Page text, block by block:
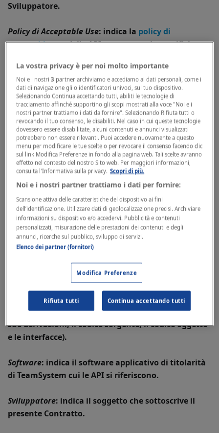
Sviluppatore.
Policy di Acceptable Use: indica la policy di
acceptable usedelle API contenente le specifiche
presente Contratto e sempre consultabile
all’interno dell’area riservata allo Sviluppatore, che
lo Sviluppatore dichiara espressamente di aver
visionato e di accettare e che costituisce parte
integrante del Contratto. TeamSystem si riserva il
diritto di modificare in qualsiasi momento e senza
alcun preavviso la Policy di Acceptable use a cui lo
Sviluppatore dovrà tempo per tempo attenersi.
Prodotto Obsoleto: ha il significato di cui al
paragrafo 10.2.
Proprietà Intellettuale: indica ogni diritto di
proprietà intellettuale e/o industriale, registrato o
non registrato, in tutto o in parte, ovunque nel
mondo, quali - a titolo esemplificativo e non
esaustivo - marchi, brevetti, modelli di utilità,
disegni e modelli, nomi a dominio, know-how,
opere coperte dal diritto d’autore, database e
software (ivi inclusi, ma non limitatamente a, le
sue derivazioni, il codice sorgente, il codice oggetto
e le interfacce).
Software: indica il software applicativo di titolarità
di TeamSystem cui le API si riferiscono.
Sviluppatore: indica il soggetto che sottoscrive il
presente Contratto.
La vostra privacy è per noi molto importante
Noi e i nostri3 partner archiviamo e accediamo ai dati personali, come i
dati di navigazione gli o identificatori univoci, sul tuo dispositivo.
Selezionando Continua accettando tutti, abiliti le tecnologie di
tracciamento affinché supportino gli scopi mostrati alla voce "Noi e i
nostri partner trattiamo i dati da fornire". Selezionando Rifiuta tutti o
revocando il tuo consenso, le disabiliti. Nel caso in cui queste tecnologie
dovessero essere disabilitate, alcuni contenuti e annunci visualizzati
potrebbero non essere rilevanti. Puoi accedere nuovamente a questo
menu per modificare le tue scelte o per revocare il consenso facendo clic
sul link Modifica Preferenze in fondo alla pagina web. Tali scelte avranno
effetto nel contesto del nostro Sito web. Per maggiori informazioni,
consulta l'Informativa sulla privacy. Scopri di più.
Noi e i nostri partner trattiamo i dati per fornire:
Scansione attiva delle caratteristiche del dispositivo ai fini
dell’identificazione. Utilizzare dati di geolocalizzazione precisi. Archiviare
informazioni su dispositivo e/o accedervi. Pubblicità e contenuti
personalizzati, misurazione delle prestazioni dei contenuti e degli
annunci, ricerche sul pubblico, sviluppo di servizi.
Elenco dei partner (fornitori)
Modifica Preferenze
Rifiuta tutti Continua accettando tutti